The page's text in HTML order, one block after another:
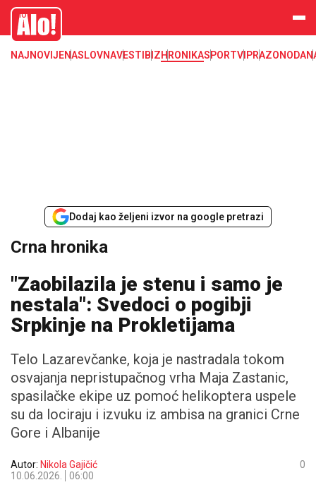
Crna hronika, smrt, ubistvo, likvidacija, krađa, pljačka, hapšenje, policija,
poginuli, zaplena, carina
Alo
NAJNOVIJENASLOVNAVESTI BIZHRONIKASPORTVIPRAZONODA
Dodaj kao željeni izvor na google pretrazi
Crna hronika
"Zaobilazila je stenu i samo je
nestala": Svedoci o pogibji
Srpkinje na Prokletijama
Telo Lazarevčanke, koja je nastradala tokom
osvajanja nepristupačnog vrha Maja Zastanic,
spasilačke ekipe uz pomoć helikoptera uspele
su da lociraju i izvuku iz ambisa na granici Crne
Gore i Albanije
Autor: Nikola Gajičić
10.06.2026.
06:00
0